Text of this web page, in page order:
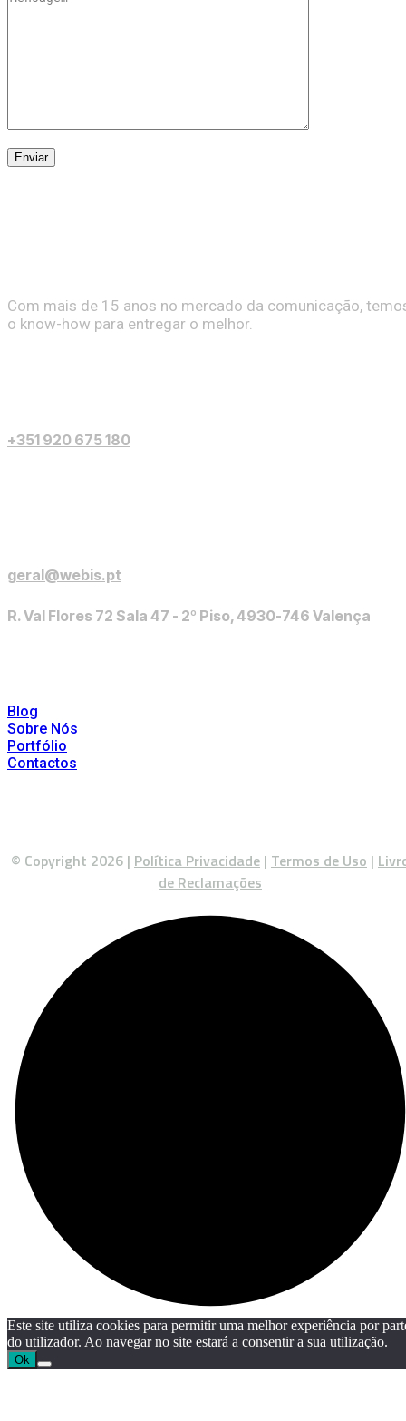
Enviar
Com mais de 15 anos no mercado da comunicação,
o know-how para entregar o melhor.
+351 920 675 180
geral@webis.pt
R. Val Flores 72 Sala 47 - 2º Piso, 4930-746 Valença
Blog
Sobre Nós
Portfólio
Contactos
© Copyright 2026 | Política Privacidade | Termos de Uso |
de Reclamações
Este site utiliza cookies para permitir uma melhor experiência por
do utilizador. Ao navegar no site estará a consentir a sua utilização.
Ok